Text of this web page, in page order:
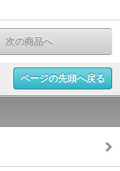
次の商品へ
ページの先頭へ戻る